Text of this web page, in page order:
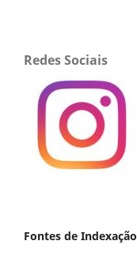
Redes Sociais
Fontes de Indexação